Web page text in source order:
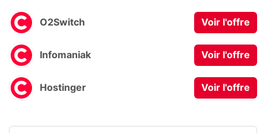
O2Switch Voir l'offre
Infomaniak Voir l'offre
Hostinger Voir l'offre